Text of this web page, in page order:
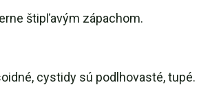
štipľavým zápachom.
cystidy sú podlhovasté, tupé.